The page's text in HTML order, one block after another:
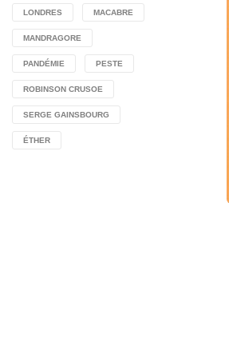
LONDRES MACABRE
MANDRAGORE
PANDÉMIE PESTE
ROBINSON CRUSOE
SERGE GAINSBOURG
ÉTHER